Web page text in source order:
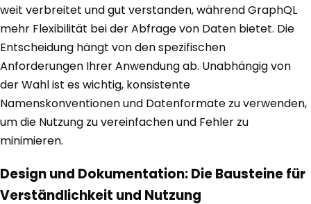
weit verbreitet und gut verstanden, während GraphQL
mehr Flexibilität bei der Abfrage von Daten bietet. Die
Entscheidung hängt von den spezifischen
Anforderungen Ihrer Anwendung ab. Unabhängig von
der Wahl ist es wichtig, konsistente
Namenskonventionen und Datenformate zu verwenden,
um die Nutzung zu vereinfachen und Fehler zu
minimieren.
Design und Dokumentation: Die Bausteine für
Verständlichkeit und Nutzung